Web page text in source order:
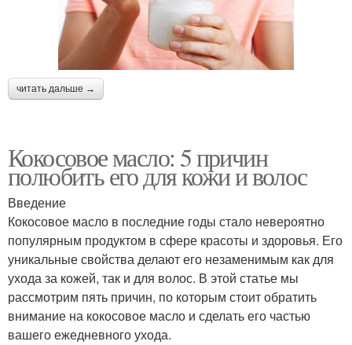
читать дальше →
Кокосовое масло: 5 причин
полюбить его для кожи и волос
Введение
Кокосовое масло в последние годы стало невероятно
популярным продуктом в сфере красоты и здоровья. Его
уникальные свойства делают его незаменимым как для
ухода за кожей, так и для волос. В этой статье мы
рассмотрим пять причин, по которым стоит обратить
внимание на кокосовое масло и сделать его частью
вашего ежедневного ухода.